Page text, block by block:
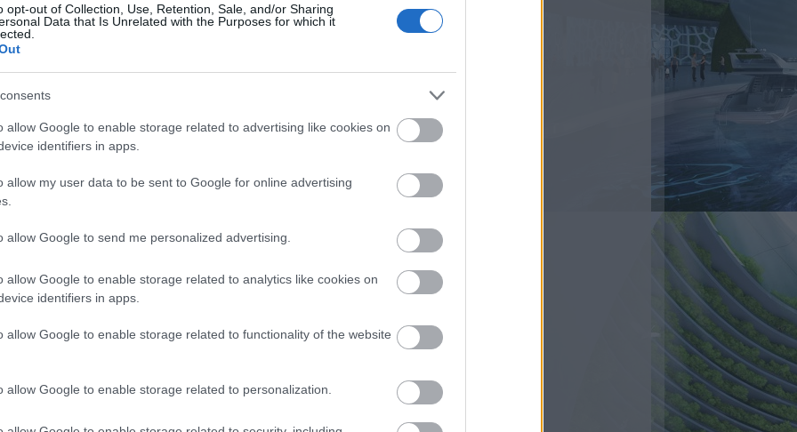
opt-out of Collection, Use, Retention, Sale, and/or Sharing
Data that Is Unrelated with the Purposes for which it
allow Google to enable storage related to advertising like cookies on
identifiers in apps.
allow my user data to be sent to Google for online advertising
allow Google to send me personalized advertising.
allow Google to enable storage related to analytics like cookies on
identifiers in apps.
allow Google to enable storage related to functionality of the website
allow Google to enable storage related to personalization.
a magyar designerek által tervezett